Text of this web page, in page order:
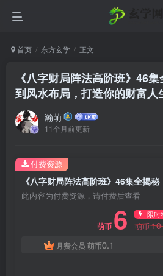
首页 东方玄学 正文
《八字财局阵法高阶班》46
到风水布局，打造你的财富人
瀚萌
11个月前更新
此内容为付费资源，请付费后查看
萌币 6 限时
萌币10
月费会员 萌币0.1
付费资源